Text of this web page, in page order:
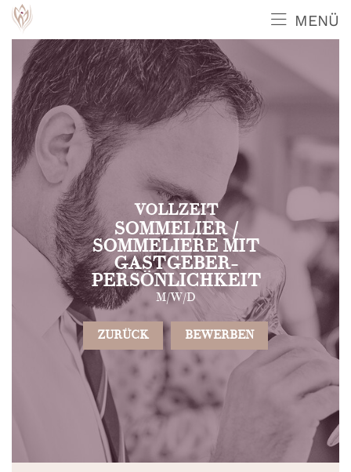
MENÜ
VOLLZEIT
SOMMELIER /
SOMMELIERE MIT
GASTGEBER-
PERSÖNLICHKEIT
M/W/D
ZURÜCK BEWERBEN